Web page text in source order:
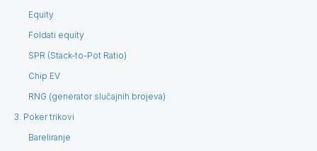
Equity
Foldati equity
SPR (Stack-to-Pot Ratio)
Chip EV
RNG (generator slučajnih brojeva)
3. Poker trikovi
Bareliranje